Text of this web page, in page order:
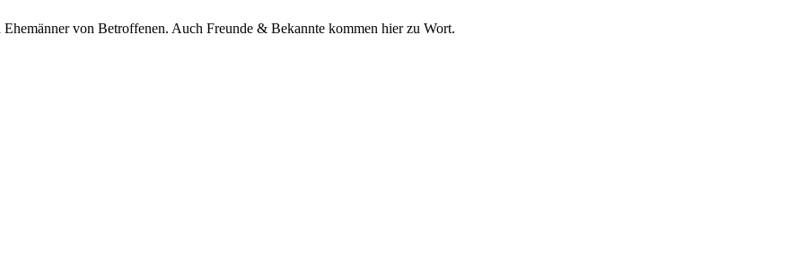
von Betroffenen. Auch Freunde & Bekannte kommen hier zu Wort.